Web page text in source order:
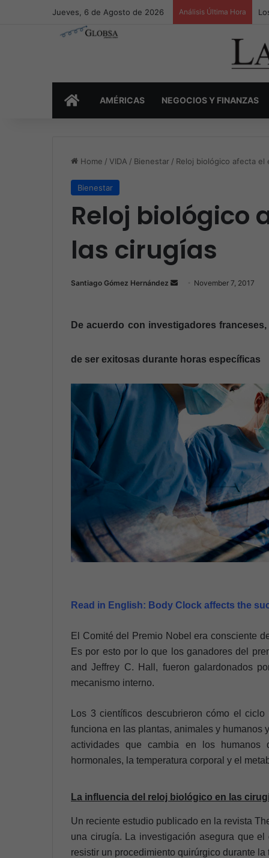
Jueves, 6 de Agosto de 2026 Análisis Última Hora
INICIOAMÉRICAS NEGOCIOS Y FINANZAS
Home / VIDA / Bienestar / Reloj biológico afecta el
Bienestar
Reloj biológico
las cirugías
Santiago Gómez Hernández
d
n
m
i
l
November 7, 2017
De acuerdo con investigadores
de ser exitosas durante horas específicas
Read in English: Body Clock affects the
El Comité del Premio Nobel era consciente
Es por esto por lo que los ganadores del
and Jeffrey C. Hall, fueron galardonados
mecanismo interno.
Los 3 científicos descubrieron cómo el
funciona en las plantas, animales y
actividades que cambia en los
hormonales, la temperatura corporal y el
La influencia del reloj biológico en las
Un reciente estudio publicado en la revista
una cirugía. La investigación asegura que
resistir un procedimiento quirúrgico durante la